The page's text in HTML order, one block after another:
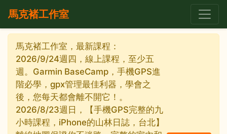
馬克褚工作室
馬克褚工作室，最新課程：
2026/9/24週四，線上課程，至少五
週。Garmin BaseCamp，手機GPS進
階必學，gpx管理最佳利器，學會之
後，您每天都會離不開它！。
2026/8/23週日，【手機GPS完整的九
小時課程，iPhone的山林日誌，台北】